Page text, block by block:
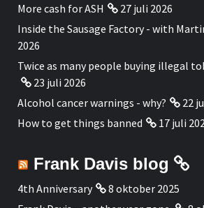
More cash for ASH
27 juli 2026
Inside the Sausage Factory - with
2026
Twice as many people buying illegal
23 juli 2026
Alcohol cancer warnings - why?
22
How to get things banned
17 juli
Frank Davis blog
4th Anniversary
8 oktober 2025